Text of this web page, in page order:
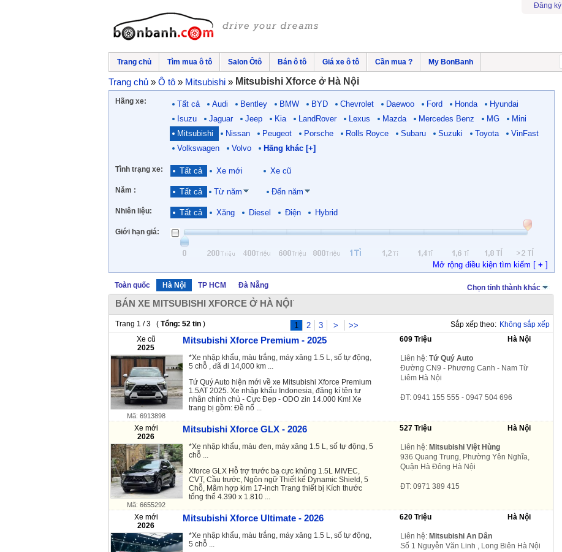
Đăng ký
Trang chủ Tìm mua ô tô Salon Ôtô Bán ô tô Giá xe ô tô Cần mua ? My BonBanh
Trang chủ » Ô tô » Mitsubishi » Mitsubishi Xforce ở Hà Nội
Hãng xe: Tất cả Audi Bentley BMW BYD Chevrolet Daewoo Ford Honda
Hyundai
Isuzu
Jaguar Jeep Kia LandRover Lexus Mazda Mercedes Benz MG
Mini
Mitsubishi
Nissan Peugeot Porsche Rolls Royce Subaru Suzuki Toyota
VinFast
Volkswagen
Volvo Hãng khác [+]
Tình trạng xe: Tất cả Xe mới Xe cũ
Năm : Tất cả Từ năm Đến năm
Nhiên liệu: Tất cả Xăng Diesel Điện Hybrid
Giới hạn giá:
Mở rộng điều kiện tìm kiếm [ + ]
Toàn quốc Hà Nội TP HCM Đà Nẵng Chọn tỉnh thành khác
BÁN XE MITSUBISHI XFORCE Ở HÀ NỘI
Trang 1 / 3 ( Tổng: 52 tin ) 1 2 3 > >> Sắp xếp theo: Không sắp xếp
Xe cũ
2025
Mitsubishi Xforce Premium - 2025 609 Triệu Hà Nội
Mã: 6913898
*Xe nhập khẩu, màu trắng, máy xăng 1.5 L, số tự động,
5 chỗ , đã đi 14,000 km ...
Tứ Quý Auto hiện mới về xe Mitsubishi Xforce Premium
1.5AT 2025. Xe nhập khẩu Indonesia, đăng kí tên tư
nhân chính chủ - Cực Đẹp - ODO zin 14.000 Km! Xe
trang bị gồm: Đề nổ ...
Liên hệ: Tứ Quý Auto
Đường CN9 - Phương Canh - Nam Từ
Liêm Hà Nội
ĐT: 0941 155 555 - 0947 504 696
Xe mới
2026
Mitsubishi Xforce GLX - 2026 527 Triệu Hà Nội
Mã: 6655292
*Xe nhập khẩu, màu đen, máy xăng 1.5 L, số tự động, 5
chỗ ...
Xforce GLX Hỗ trợ trước bạ cực khủng 1.5L MIVEC,
CVT, Cầu trước, Ngôn ngữ Thiết kế Dynamic Shield, 5
Chỗ, Mâm hợp kim 17-inch Trang thiết bị Kích thước
tổng thể 4.390 x 1.810 ...
Liên hệ: Mitsubishi Việt Hùng
936 Quang Trung, Phường Yên Nghĩa,
Quận Hà Đông Hà Nội
ĐT: 0971 389 415
Xe mới
2026
Mitsubishi Xforce Ultimate - 2026 620 Triệu Hà Nội
*Xe nhập khẩu, màu trắng, máy xăng 1.5 L, số tự động,
5 chỗ ...
Liên hệ: Mitsubishi An Dân
Số 1 Nguyễn Văn Linh , Long Biên Hà Nội